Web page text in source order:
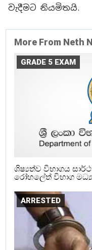
වැදීමට නියමිතයි.
More From Neth
GRADE 5 EXAM
ශිෂ්‍යත්ව විභාගය
රෝහලේත් විභාග
ARRESTED